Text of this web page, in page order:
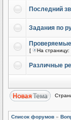
Последний
Задания по
[ На страницу:
Различные
Список форумов »